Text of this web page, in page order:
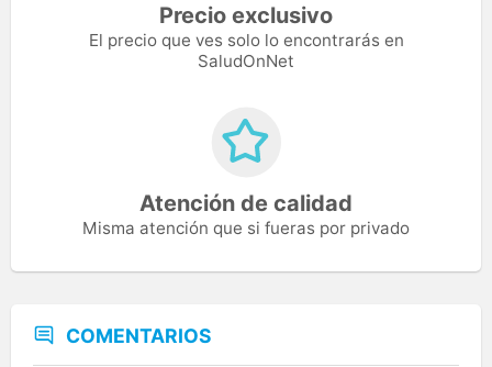
Precio exclusivo
El precio que ves solo lo encontrarás en
SaludOnNet
Atención de calidad
Misma atención que si fueras por privado
COMENTARIOS